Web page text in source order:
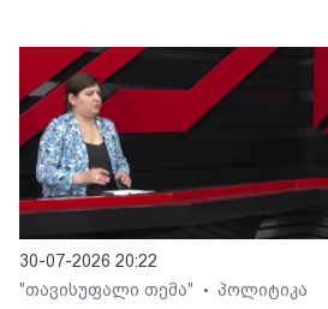
30-07-2026 20:22
"თავისუფალი თემა"
• პოლიტიკა